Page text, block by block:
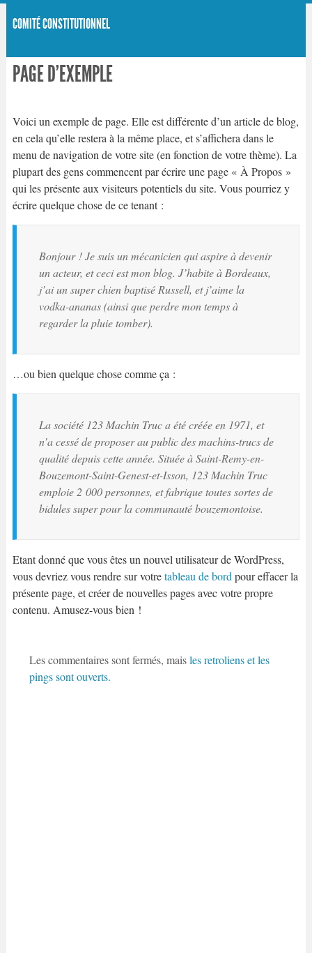
COMITÉ CONSTITUTIONNEL
PAGE D’EXEMPLE
Voici un exemple de page. Elle est différente d’un article de blog,
en cela qu’elle restera à la même place, et s’affichera dans le
menu de navigation de votre site (en fonction de votre thème). La
plupart des gens commencent par écrire une page « À Propos »
qui les présente aux visiteurs potentiels du site. Vous pourriez y
écrire quelque chose de ce tenant :
Bonjour ! Je suis un mécanicien qui aspire à devenir
un acteur, et ceci est mon blog. J’habite à Bordeaux,
j’ai un super chien baptisé Russell, et j’aime la
vodka-ananas (ainsi que perdre mon temps à
regarder la pluie tomber).
…ou bien quelque chose comme ça :
La société 123 Machin Truc a été créée en 1971, et
n’a cessé de proposer au public des machins-trucs de
qualité depuis cette année. Située à Saint-Remy-en-
Bouzemont-Saint-Genest-et-Isson, 123 Machin Truc
emploie 2 000 personnes, et fabrique toutes sortes de
bidules super pour la communauté bouzemontoise.
Etant donné que vous êtes un nouvel utilisateur de WordPress,
vous devriez vous rendre sur votretableau de bord pour effacer la
présente page, et créer de nouvelles pages avec votre propre
contenu. Amusez-vous bien !
Les commentaires sont fermés, maisles retrolienset les
pings sont ouverts.